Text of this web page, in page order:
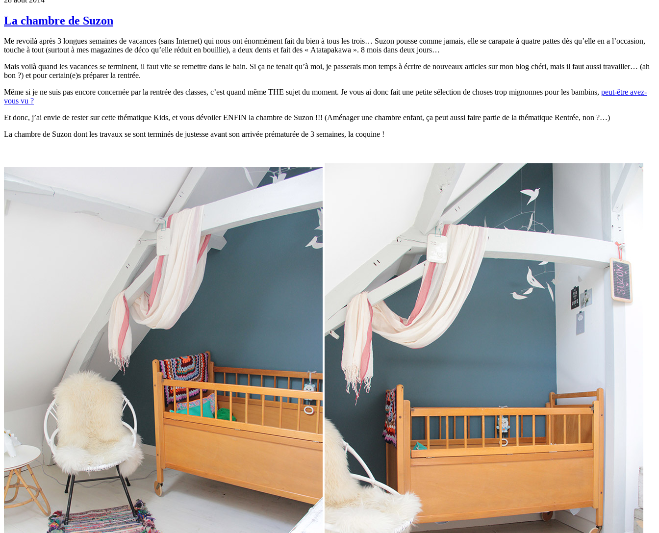
La chambre de Suzon
Me revoilà après 3 longues semaines de vacances (sans Internet) qui nous ont énormément fait du bien à tous les trois… Suzon pousse comme jamais, elle se carapate à quatre pattes dès qu’elle en a l’occasion,
touche à tout (surtout à mes magazines de déco qu’elle réduit en bouillie), a deux dents et fait des « Atatapakawa ». 8 mois dans deux jours…
Mais voilà quand les vacances se terminent, il faut vite se remettre dans le bain. Si ça ne tenait qu’à moi, je passerais mon temps à écrire de nouveaux articles sur mon blog chéri, mais il faut aussi travailler… (ah
bon ?) et pour certain(e)s préparer la rentrée.
Même si je ne suis pas encore concernée par la rentrée des classes, c’est quand même THE sujet du moment. Je vous ai donc fait une petite sélection de choses trop mignonnes pour les bambins, peut-être avez-
vous vu ?
Et donc, j’ai envie de rester sur cette thématique Kids, et vous dévoiler ENFIN la chambre de Suzon !!! (Aménager une chambre enfant, ça peut aussi faire partie de la thématique Rentrée, non ?…)
La chambre de Suzon dont les travaux se sont terminés de justesse avant son arrivée prématurée de 3 semaines, la coquine !